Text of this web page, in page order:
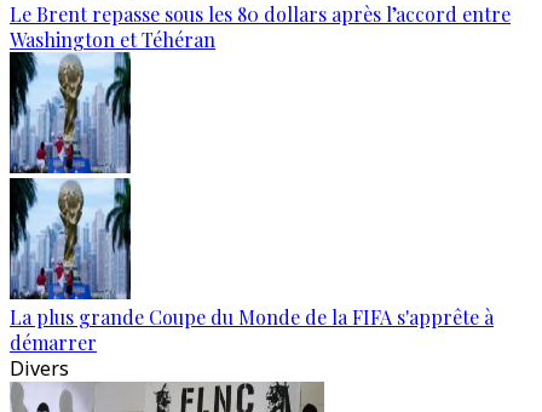
Le Brent repasse sous les 80 dollars après l’accord entre
Washington et Téhéran
La plus grande Coupe du Monde de la FIFA s'apprête à
démarrer
Divers